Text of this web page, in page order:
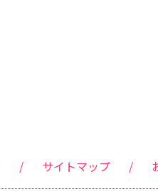
/ サイトマップ /